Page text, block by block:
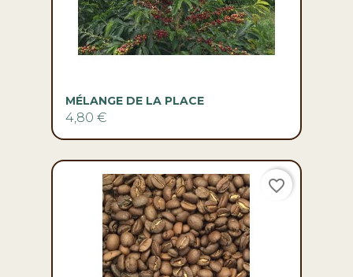
MÉLANGE DE LA PLACE
4,80 €
favorite_border